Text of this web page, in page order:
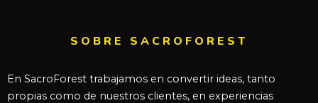
SOBRE SACROFOREST
En SacroForest trabajamos en convertir ideas, tanto
propias como de nuestros clientes, en experiencias